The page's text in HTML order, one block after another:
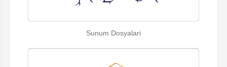
Sunum Dosyalari